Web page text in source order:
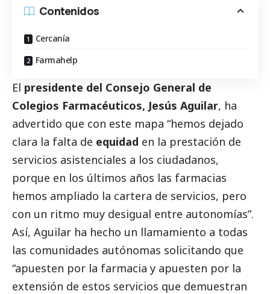
Contenidos
Cercanía
Farmahelp
El presidente del Consejo General de
Colegios Farmacéuticos, Jesús Aguilar, ha
advertido que con este mapa “hemos dejado
clara la falta de equidad en la prestación de
servicios asistenciales a los ciudadanos,
porque en los últimos años las farmacias
hemos ampliado la cartera de servicios, pero
con un ritmo muy desigual entre autonomías”.
Así, Aguilar ha hecho un llamamiento a todas
las comunidades autónomas solicitando que
“apuesten por la farmacia y apuesten por la
extensión de estos servicios que demuestran